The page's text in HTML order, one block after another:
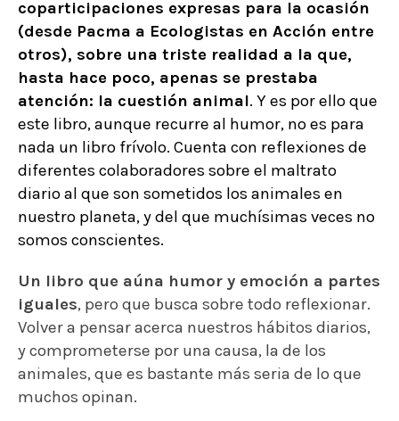
coparticipaciones expresas para la ocasión
(desde Pacma a Ecologistas en Acción entre
otros), sobre una triste realidad a la que,
hasta hace poco, apenas se prestaba
atención: la cuestión animal. Y es por ello que
este libro, aunque recurre al humor, no es para
nada un libro frívolo. Cuenta con reflexiones de
diferentes colaboradores sobre el maltrato
diario al que son sometidos los animales en
nuestro planeta, y del que muchísimas veces no
somos conscientes.
Un libro que aúna humor y emoción a partes
iguales, pero que busca sobre todo reflexionar.
Volver a pensar acerca nuestros hábitos diarios,
y comprometerse por una causa, la de los
animales, que es bastante más seria de lo que
muchos opinan.